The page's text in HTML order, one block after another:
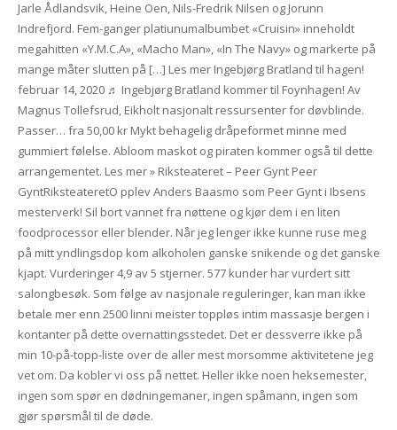
Jarle Ådlandsvik, Heine Oen, Nils-Fredrik Nilsen og Jorunn
Indrefjord. Fem-ganger platiunumalbumbet «Cruisin» inneholdt
megahitten «Y.M.C.A», «Macho Man», «In The Navy» og markerte på
mange måter slutten på […] Les mer Ingebjørg Bratland til hagen!
februar 14, 2020 ♬ Ingebjørg Bratland kommer til Foynhagen! Av
Magnus Tollefsrud, Eikholt nasjonalt ressursenter for døvblinde.
Passer… fra 50,00 kr Mykt behagelig dråpeformet minne med
gummiert følelse. Abloom maskot og piraten kommer også til dette
arrangementet. Les mer » Riksteateret – Peer Gynt Peer
GyntRiksteateretO pplev Anders Baasmo som Peer Gynt i Ibsens
mesterverk! Sil bort vannet fra nøttene og kjør dem i en liten
foodprocessor eller blender. Når jeg lenger ikke kunne ruse meg
på mitt yndlingsdop kom alkoholen ganske snikende og det ganske
kjapt. Vurderinger 4,9 av 5 stjerner. 577 kunder har vurdert sitt
salongbesøk. Som følge av nasjonale reguleringer, kan man ikke
betale mer enn 2500 linni meister toppløs intim massasje bergen i
kontanter på dette overnattingsstedet. Det er dessverre ikke på
min 10-på-topp-liste over de aller mest morsomme aktivitetene jeg
vet om. Da kobler vi oss på nettet. Heller ikke noen heksemester,
ingen som spør en dødningemaner, ingen spåmann, ingen som
gjør spørsmål til de døde.